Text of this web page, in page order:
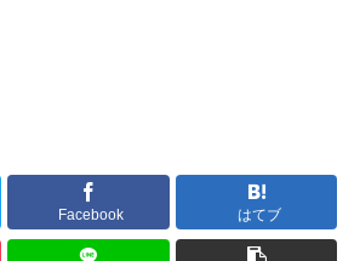
Powered by livedoor 相互RSS
Facebook はてブ